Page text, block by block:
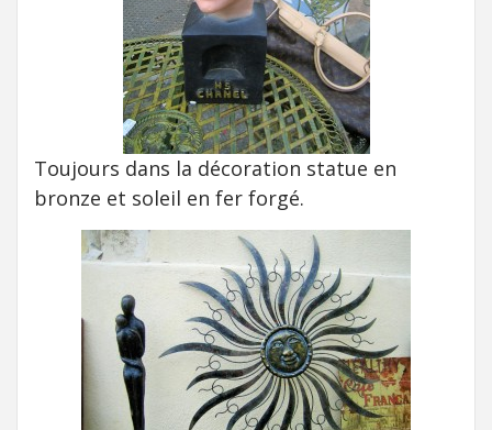
Toujours dans la décoration statue en
bronze et soleil en fer forgé.